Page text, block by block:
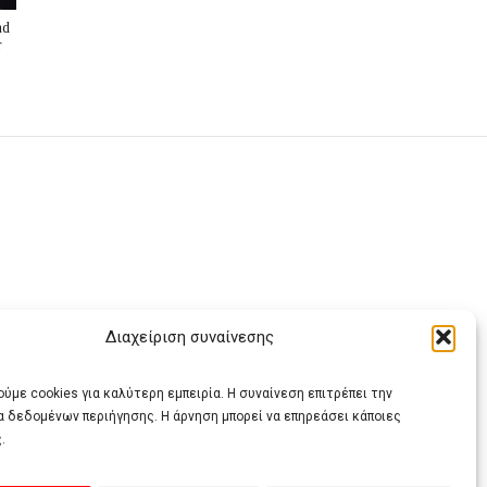
Διαχείριση συναίνεσης
cookies για καλύτερη εμπειρία. Η συναίνεση επιτρέπει την
δεδομένων περιήγησης. Η άρνηση μπορεί να επηρεάσει κάποιες